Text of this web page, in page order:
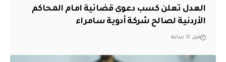
العدل تعلن كسب دعوى قضائية امام المحاكم
الأردنية لصالح شركة أدوية سامراء
قبل 12 ساعة